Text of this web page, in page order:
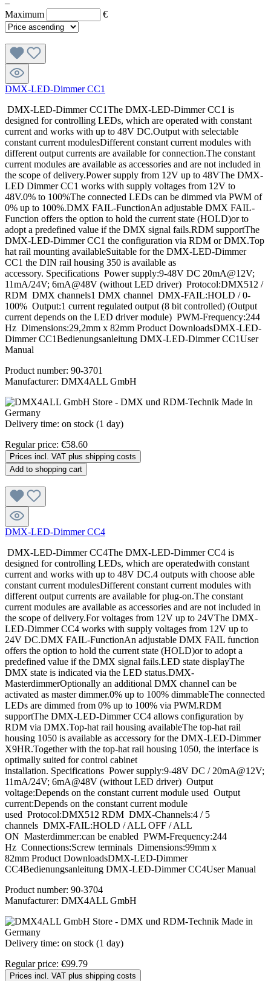
–
Maximum
€
DMX-LED-Dimmer CC1
DMX-LED-Dimmer CC1The DMX-LED-Dimmer CC1 is
designed for controlling LEDs, which are operated with constant
current and works with up to 48V DC.Output with selectable
constant current modulesDifferent constant current modules with
different output currents are available for connection.The constant
current modules are available as accessories and are not included in
the scope of delivery.Power supply from 12V up to 48VThe DMX-
LED Dimmer CC1 works with supply voltages from 12V to
48V.0% to 100%The connected LEDs can be dimmed via PWM of
0% up to 100%.DMX FAIL-FunctionAn adjustable DMX FAIL-
Function offers the option to hold the current state (HOLD)or to
adopt a predefined value if the DMX signal fails.RDM supportThe
DMX-LED-Dimmer CC1 the configuration via RDM or DMX.Top
hat rail mounting availableSuitable for the DMX-LED-Dimmer
CC1 the DIN rail housing 350 is available as
accessory. Specifications Power supply:9-48V DC 20mA@12V;
11mA/24V; 6mA@48V (without LED driver) Protocol:DMX512 /
RDM DMX channels1 DMX channel DMX-FAIL:HOLD / 0-
100% Output:1 current regulated output (8 bit controlled) (Output
current depends on the LED driver module) PWM-Frequency:244
Hz Dimensions:29,2mm x 82mm Product DownloadsDMX-LED-
Dimmer CC1Bedienungsanleitung DMX-LED-Dimmer CC1User
Manual
Product number: 90-3701
Manufacturer: DMX4ALL GmbH
Delivery time: on stock (1 day)
Regular price: €58.60
Prices incl. VAT plus shipping costs
Add to shopping cart
DMX-LED-Dimmer CC4
DMX-LED-Dimmer CC4The DMX-LED-Dimmer CC4 is
designed for controlling LEDs, which are operatedwith constant
current and works with up to 48V DC.4 outputs with choose able
constant current modulesDifferent constant current modules with
different output currents are available for plug-on.The constant
current modules are available as accessories and are not included in
the scope of delivery.For voltages from 12V up to 24VThe DMX-
LED-Dimmer CC4 works with supply voltages from 12V up to
24V DC.DMX FAIL-FunctionAn adjustable DMX FAIL function
offers the option to hold the current state (HOLD)or to adopt a
predefined value if the DMX signal fails.LED state displayThe
DMX state is indicated via the LED status.DMX-
MasterdimmerOptionally an additional DMX channel can be
activated as master dimmer.0% up to 100% dimmableThe connected
LEDs are dimmed from 0% up to 100% via PWM.RDM
supportThe DMX-LED-Dimmer CC4 allows configuration by
RDM via DMX.Top-hat rail housing availableThe top-hat rail
housing 1050 is available as accessory for the DMX-LED-Dimmer
X9HR.Together with the top-hat rail housing 1050, the interface is
optimally suited for control cabinet
installation. Specifications Power supply:9-48V DC / 20mA@12V;
11mA/24V; 6mA@48V (without LED driver) Output
voltage:Depends on the constant current module used Output
current:Depends on the constant current module
used Protocol:DMX512 RDM DMX-Channels:4 / 5
channels DMX-FAIL:HOLD / ALL OFF / ALL
ON Masterdimmer:can be enabled PWM-Frequency:244
Hz Connections:Screw terminals Dimensions:99mm x
82mm Product DownloadsDMX-LED-Dimmer
CC4Bedienungsanleitung DMX-LED-Dimmer CC4User Manual
Product number: 90-3704
Manufacturer: DMX4ALL GmbH
Delivery time: on stock (1 day)
Regular price: €99.79
Prices incl. VAT plus shipping costs